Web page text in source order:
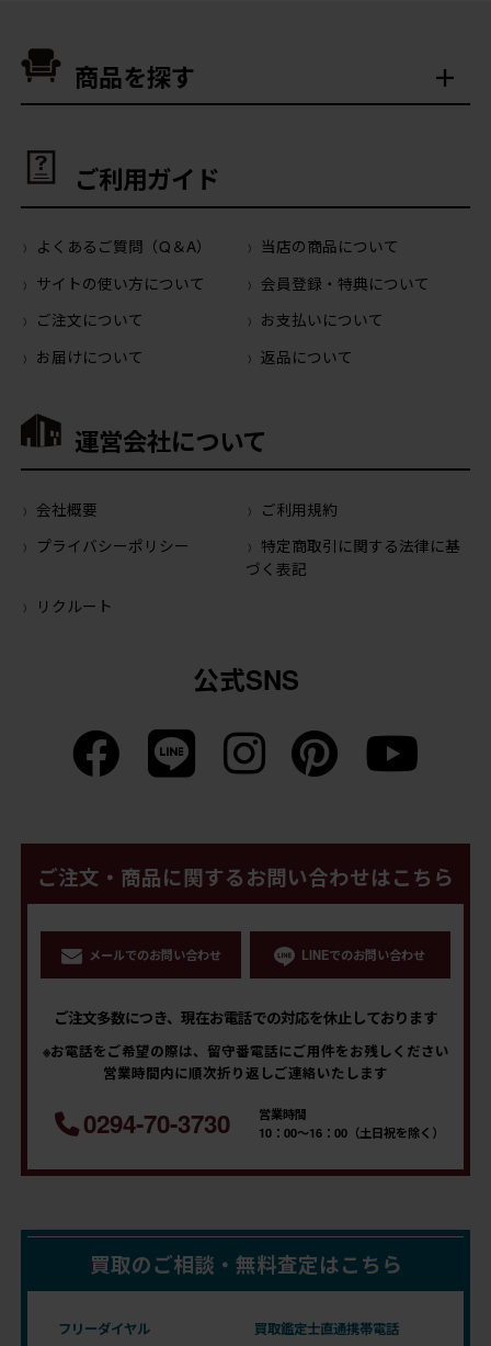
商品を探す
ご利用ガイド
よくあるご質問（Q＆A）
当店の商品について
サイトの使い方について
会員登録・特典について
ご注文について
お支払いについて
お届けについて
返品について
運営会社について
会社概要
ご利用規約
プライバシーポリシー
特定商取引に関する法律に基
づく表記
リクルート
公式SNS
ご注文・商品に関するお問い合わせはこちら
メールでのお問い合わせ LINEでのお問い合わせ
ご注文多数につき、現在お電話での対応を休止しております
※お電話をご希望の際は、留守番電話にご用件をお残しください
営業時間内に順次折り返しご連絡いたします
0294-70-3730
営業時間
10：00～16：00（土日祝を除く）
買取のご相談・無料査定はこちら
フリーダイヤル 買取鑑定士直通携帯電話